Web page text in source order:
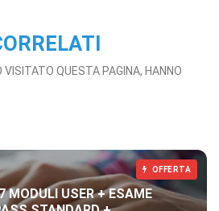
VISITATO QUESTA PAGINA, HANNO
OFFERTA
MODULI USER + ESAME